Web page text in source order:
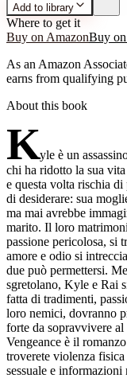
Add to library
Where to get it
Buy on AmazonBuy
As an Amazon
earns from qualifying
About this book
Kyle è un
chi ha ridotto la sua
e questa volta rischia di
di desiderare: sua
ma mai avrebbe
marito. Il loro
passione pericolosa, si
amore e odio si
due può permettersi.
sgretolano, Kyle e Rai
fatta di tradimenti,
loro nemici, dovranno
forte da sopravvivere
Vengeance è il
troverete violenza
sessuale e